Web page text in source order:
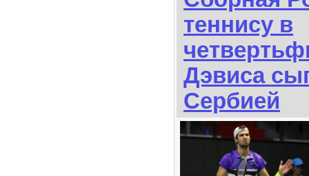
теннису в
Дэвиса
Сербией